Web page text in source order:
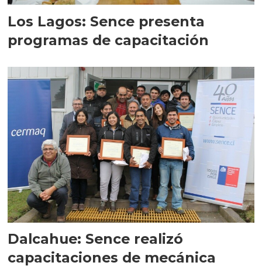
Los Lagos: Sence presenta
programas de capacitación
Dalcahue: Sence realizó
capacitaciones de mecánica